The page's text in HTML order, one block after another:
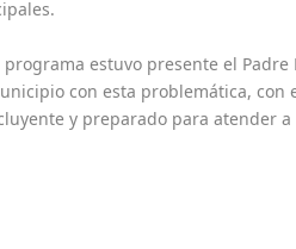
estuvo presente el
con esta problemática, con
y preparado para atender